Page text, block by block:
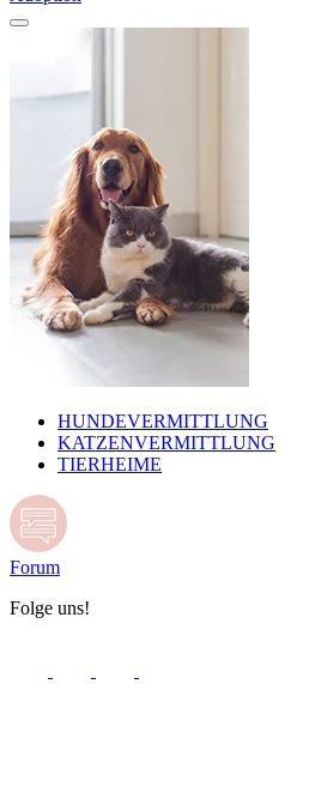
HUNDEVERMITTLUNG
KATZENVERMITTLUNG
TIERHEIME
Forum
Folge uns!